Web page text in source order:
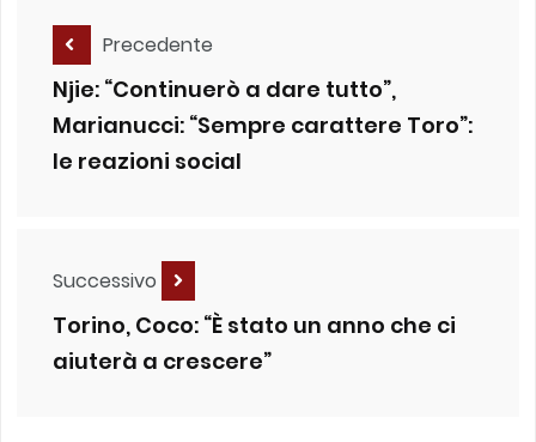
Precedente
Njie: “Continuerò a dare tutto”,
Marianucci: “Sempre carattere Toro”:
le reazioni social
Successivo
Torino, Coco: “È stato un anno che ci
aiuterà a crescere”